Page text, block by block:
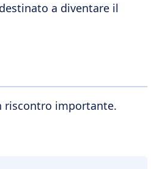
a diventare il
riscontro importante.